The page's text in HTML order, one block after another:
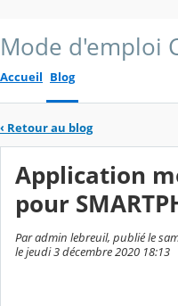
Mode d'emploi
Accueil Blog
‹ Retour au blog
Application
pour
Par admin lebreuil, publié le
le jeudi 3 décembre 2020 18:13